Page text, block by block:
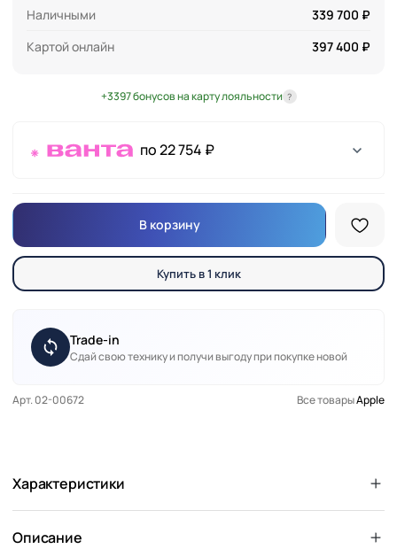
Наличными
339 700 ₽
Картой онлайн
397 400 ₽
+3397 бонусов на карту лояльности ?
по 22 754 ₽
В корзину
Купить в 1 клик
Trade-in
Сдай свою технику и получи выгоду при покупке новой
Арт. 02-00672 Все товарыApple
Характеристики
Описание